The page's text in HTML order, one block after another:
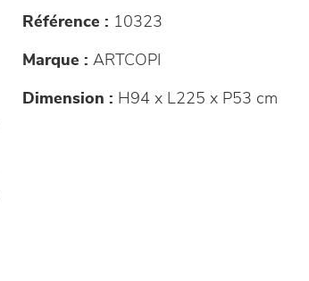
Référence : 10323
Marque : ARTCOPI
Dimension : H94 x L225 x P53 cm